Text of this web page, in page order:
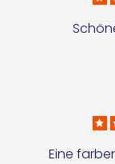
Eine